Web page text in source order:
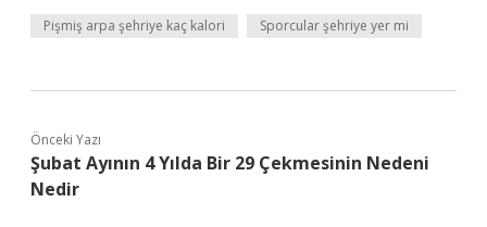
Pişmiş arpa şehriye kaç kalori Sporcular şehriye yer mi
Önceki Yazı
Şubat Ayının 4 Yılda Bir 29 Çekmesinin Nedeni
Nedir